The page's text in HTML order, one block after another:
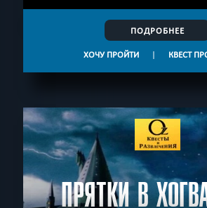
ПОДРОБНЕЕ
ХОЧУ ПРОЙТИ | КВЕСТ
ПРЯТКИ В